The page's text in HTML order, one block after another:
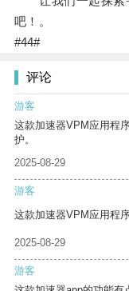
吧！。
#44#
评论
游客
这款加速器VPM应用程
护。
2025-08-29
游客
这款加速器VPM应用程
2025-08-29
游客